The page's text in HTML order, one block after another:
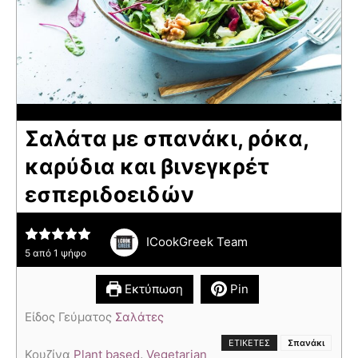
Σαλάτα με σπανάκι, ρόκα,
καρύδια και βινεγκρέτ
εσπεριδοειδών
5 από 1 ψήφο
ICookGreek Team
Εκτύπωση
Pin
Είδος Γεύματος Σαλάτες
Κουζίνα Plant based, Vegetarian
ΕΤΙΚΈΤΕΣ Σπανάκι